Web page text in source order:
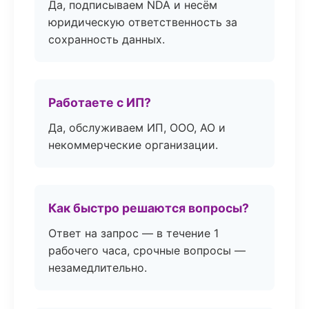
Да, подписываем NDA и несём
юридическую ответственность за
сохранность данных.
Работаете с ИП?
Да, обслуживаем ИП, ООО, АО и
некоммерческие организации.
Как быстро решаются вопросы?
Ответ на запрос — в течение 1
рабочего часа, срочные вопросы —
незамедлительно.